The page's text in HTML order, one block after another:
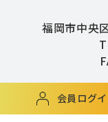
会員ログ
福岡市中央
Copyright ©